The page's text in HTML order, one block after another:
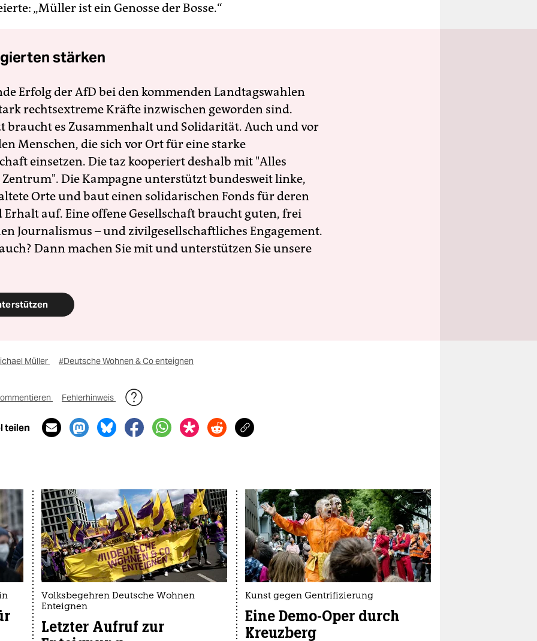
„Müller ist ein Genosse der Bosse.“
stärken
Erfolg der AfD bei den kommenden Landtagswahlen
rechtsextreme Kräfte inzwischen geworden sind.
braucht es Zusammenhalt und Solidarität. Auch und vor
Menschen, die sich vor Ort für eine starke
einsetzen. Die taz kooperiert deshalb mit "Alles
Die Kampagne unterstützt bundesweit linke,
Orte und baut einen solidarischen Fonds für deren
Erhalt auf. Eine offene Gesellschaft braucht guten, frei
Journalismus – und zivilgesellschaftliches Engagement.
Dann machen Sie mit und unterstützen Sie unsere
Müller #Deutsche Wohnen & Co enteignen
Fehlerhinweis
teilen
Volksbegehren Deutsche Wohnen
Enteignen
Letzter Aufruf zur
Kunst gegen Gentrifizierung
Eine Demo-Oper durch
Kreuzberg